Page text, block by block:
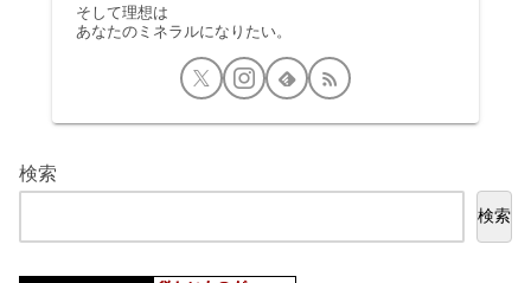
そして理想は
あなたのミネラルになりたい。
検索
検索